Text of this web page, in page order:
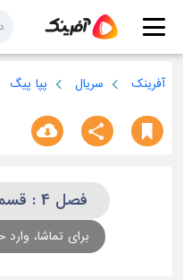
آفرینک سریال پپا پیگ
فصل 4 : قسمت بیست و چهارم
برای تماشا،